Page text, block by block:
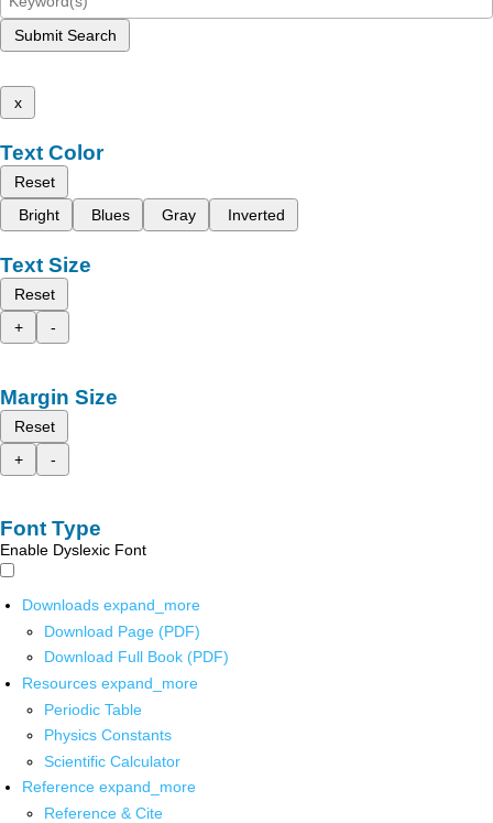
Submit Search
x
Text Color
Reset
Bright
Blues Gray Inverted
Text Size
Reset
+
-
Margin Size
Reset
+
-
Font Type
Enable Dyslexic Font
Downloads expand_more
Download Page (PDF)
Download Full Book (PDF)
Resources expand_more
Periodic Table
Physics Constants
Scientific Calculator
Reference expand_more
Reference & Cite